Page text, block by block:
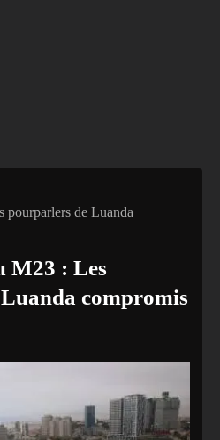
pourparlers de Luanda
M23 : Les
compromis